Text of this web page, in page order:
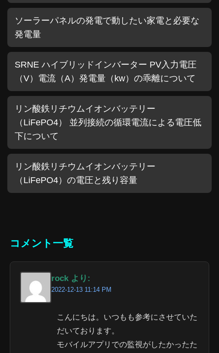
ソーラーパネルの発電で動したい家電と必要な
発電量
SRNE ハイブリッドインバーター PV入力電圧
（V）電流（A）発電量（kw）の乖離について
リン酸鉄リチウムイオンバッテリー
（LiFePO4） 並列接続の循環電流による電圧低
下について
リン酸鉄リチウムイオンバッテリー
（LiFePO4）の電圧と残り容量
コメント一覧
rock より:
2022-12-13 11:14 PM
こんにちは。いつもも参考にさせていた
だいております。
モバイルアプリでの監視がしたかったた